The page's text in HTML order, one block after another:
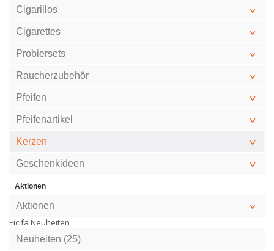
Cigarillos
Cigarettes
Probiersets
Raucherzubehör
Pfeifen
Pfeifenartikel
Kerzen
Geschenkideen
Aktionen
Aktionen
Eicifa Neuheiten
Neuheiten (25)